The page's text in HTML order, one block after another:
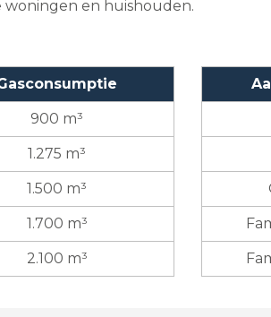
en huishouden.
900 m³
1.275 m³
1.500 m³
1.700 m³
2.100 m³